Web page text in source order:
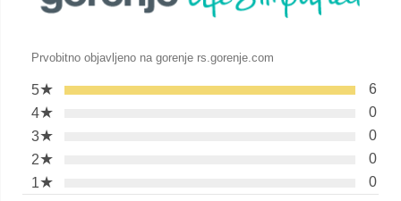
Prvobitno objavljeno na gorenje rs.gorenje.com
5★
6
4★
0
3★
0
2★
0
1★ 0